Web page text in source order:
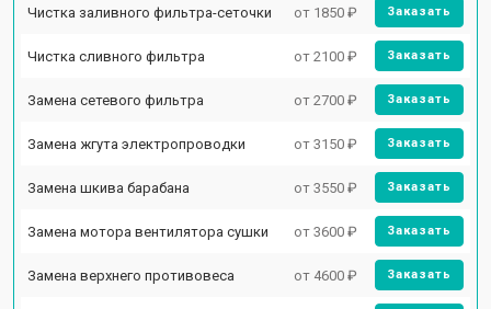
Чистка заливного фильтра-сеточки от 1850 ₽ Заказать
Чистка сливного фильтра от 2100 ₽ Заказать
Замена сетевого фильтра от 2700 ₽ Заказать
Замена жгута электропроводки от 3150 ₽ Заказать
Замена шкива барабана от 3550 ₽ Заказать
Замена мотора вентилятора сушки от 3600 ₽ Заказать
Замена верхнего противовеса от 4600 ₽ Заказать